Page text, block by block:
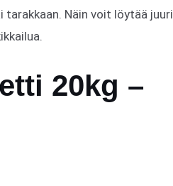
Näin voit löytää juuri
20kg –